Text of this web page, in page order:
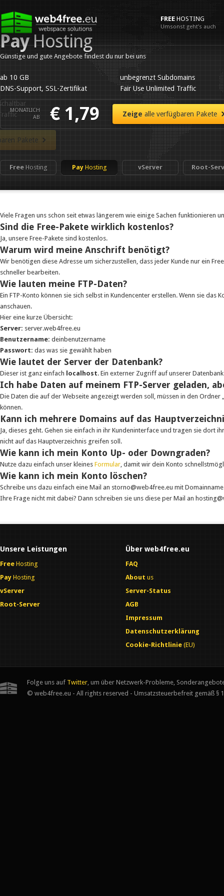
FREEHOSTING
Umsonst geht’s auch
FreeHosting PayHosting vServer Root-
Pay Hosting
Günstige und gute Angebote findest du nur bei uns
ab 10 GB
unbegrenzt Subdomains
DNS-Support, SSL-Zertifikat
Fair Use Unlimited Traffic
MONATLICH
AB
alle verfügbaren Pakete
Viele Fragen uns schon seit etwas längerem wie einige Sachen funktionieren
Sind die Free-Pakete wirklich kostenlos?
Ja, unsere Free-Pakete sind kostenlos.
Warum wird meine Anschrift benötigt?
Wir benötigen diese Adresse um sicherzustellen, dass jeder Kunde nur ein
schneller bearbeiten.
Wie lauten meine FTP-Daten?
Ein FTP-Konto können sie sich selbst in Kundencenter erstellen. Wenn sie
anschauen.
Hier eine kurze Übersicht:
Server: server.web4free.eu
Benutzername: deinbenutzername
Passwort: das was sie gewählt haben
Wie lautet der Server der Datenbank?
Dieser ist ganz einfach localhost. Ein externer Zugriff auf unserer
Ich habe Daten auf meinem FTP-Server geladen,
Die Daten die auf der Webseite angezeigt werden soll, müssen in den
können.
Kann ich mehrere Domains auf das
Ja, dieses geht. Gehen sie einfach in ihr Kundeninterface und tragen sie dort
nicht auf das Hauptverzeichnis greifen soll.
Wie kann ich mein Konto Up- oder Downgraden?
Nutze dazu einfach unser kleines Formular, damit wir dein Konto
Wie kann ich mein Konto löschen?
Schreibe uns dazu einfach eine Mail an storno@web4free.eu mit
Ihre Frage nicht mit dabei? Dann schreiben sie uns diese per Mail an
Unsere Leistungen
Free Hosting
Pay Hosting
vServer
Root-Server
Über web4free.eu
FAQ
About us
Server-Status
AGB
Impressum
Datenschutzerklärung
Cookie-Richtlinie (EU)
Folge uns auf Twitter, um über Netzwerk-Probleme,
© web4free.eu - All rights reserved - Umsatzsteuerbefreit gemäß §